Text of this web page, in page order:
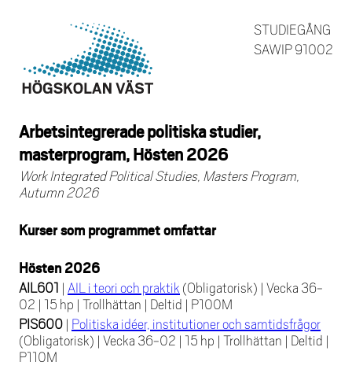
STUDIEGÅNG
SAWIP 91002
Arbetsintegrerade politiska studier,
masterprogram, Hösten 2026
Work Integrated Political Studies, Masters Program,
Autumn 2026
Kurser som programmet omfattar
Hösten 2026
AIL601 | AIL i teori och praktik (Obligatorisk) | Vecka 36-
02 | 15 hp | Trollhättan | Deltid | P100M
PIS600 | Politiska idéer, institutioner och samtidsfrågor
(Obligatorisk) | Vecka 36-02 | 15 hp | Trollhättan | Deltid |
P110M